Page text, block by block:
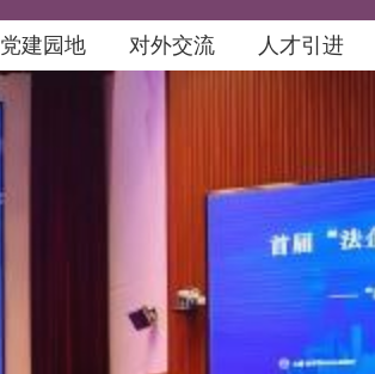
党建园地 对外交流 人才引进